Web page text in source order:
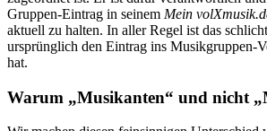
Gruppen-Eintrag in seinem Mein
aktuell zu halten. In aller Regel ist das schlicht
ursprünglich den Eintrag ins Musikgruppen-
hat.
Warum „Musikanten“ und nicht